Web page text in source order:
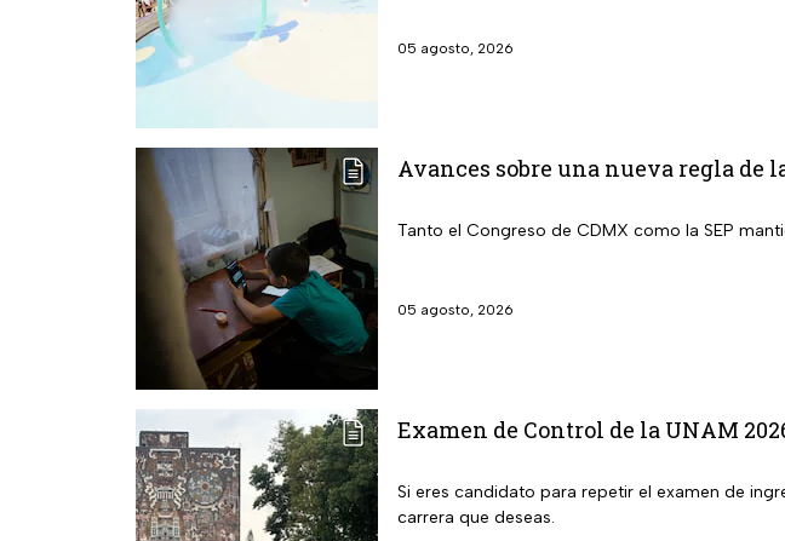
05 agosto, 2026
Avances sobre una nueva regla de
Tanto el Congreso de CDMX como la SEP
05 agosto, 2026
Examen de Control de la UNAM
Si eres candidato para repetir el examen de
carrera que deseas.